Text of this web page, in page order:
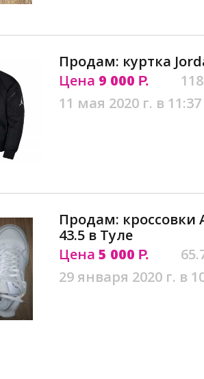
Продам: куртка
Цена 9 000 Р.
11 мая 2020 г. в 11:37
Продам: кроссовки
43.5 в Туле
Цена 5 000 Р.
29 января 2020 г. в